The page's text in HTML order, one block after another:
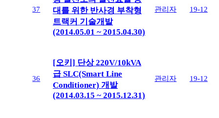
37
대를 위한 반사경 부착형
트랙커 기술개발
(2014.05.01 ~ 2015.04.30)
관리자 19-12
36
[오키] 단상 220V/10kVA
급 SLC(Smart Line
Conditioner) 개발
(2014.03.15 ~ 2015.12.31)
관리자 19-12